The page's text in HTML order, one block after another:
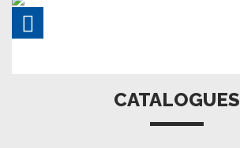
CATALOGUES